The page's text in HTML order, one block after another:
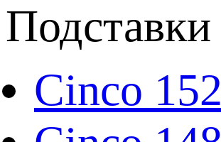
Подставки
Cinco 152